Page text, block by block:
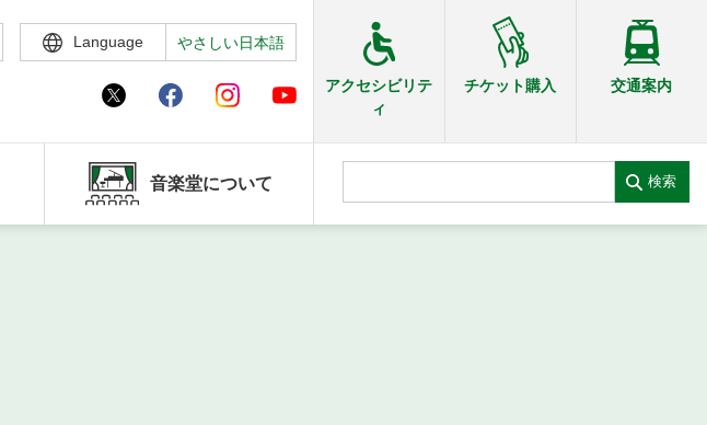
Language やさしい日本語
アクセシビリテ
ィ
チケット購入 交通案内
音楽堂について 検索